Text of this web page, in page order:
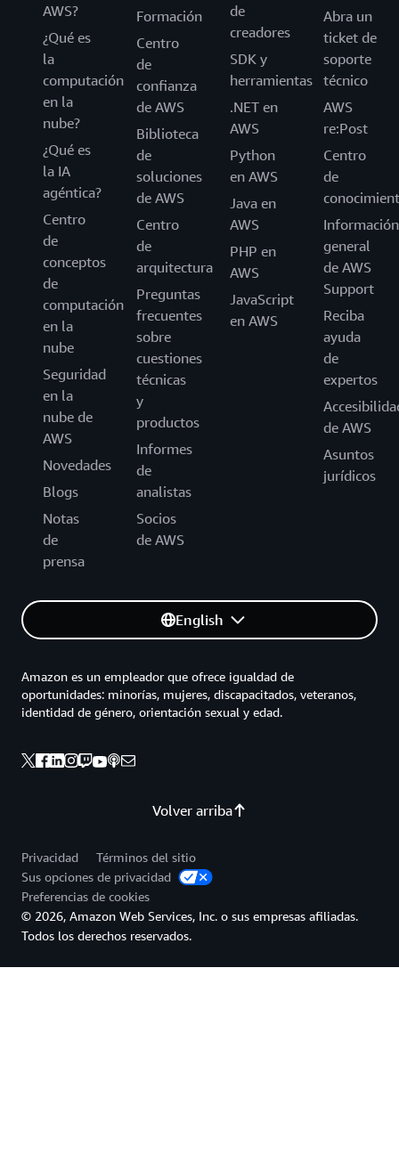
AWS?
¿Qué es
la
computación
en la
nube?
¿Qué es
la IA
agéntica?
Centro
de
conceptos
de
computación
en la
nube
Seguridad
en la
nube de
AWS
Novedades
Blogs
Notas
de
prensa
Formación
Centro
de
confianza
de AWS
Biblioteca
de
soluciones
de AWS
Centro
de
arquitectura
Preguntas
frecuentes
sobre
cuestiones
técnicas
y
productos
Informes
de
analistas
Socios
de AWS
de
creadores
SDK y
herramientas
.NET en
AWS
Python
en AWS
Java en
AWS
PHP en
AWS
JavaScript
en AWS
Abra un
ticket de
soporte
técnico
AWS
re:Post
Centro
de
Información
general
de AWS
Support
Reciba
ayuda
de
expertos
de AWS
Asuntos
jurídicos
English
Volver arriba
Amazon es un empleador que ofrece igualdad de
oportunidades: minorías, mujeres, discapacitados, veteranos,
identidad de género, orientación sexual y edad.
Privacidad
Términos del sitio
Sus opciones de privacidad
Preferencias de cookies
© 2026, Amazon Web Services, Inc. o sus empresas afiliadas.
Todos los derechos reservados.